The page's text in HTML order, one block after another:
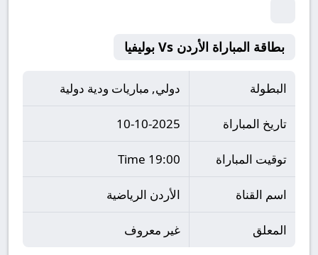
بطاقة المباراة الأردن Vs بوليفيا
البطولة دولي, مباريات ودية دولية
تاريخ المباراة 10-10-2025
توقيت المباراة 19:00 Time
اسم القناة الأردن الرياضية
المعلق غير معروف